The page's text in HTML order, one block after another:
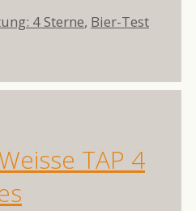
4 Sterne, Bier-Test
TAP 4